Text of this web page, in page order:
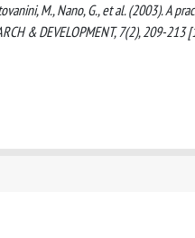
M., Nano, G., et al. (2003). A
& DEVELOPMENT, 7(2), 209-